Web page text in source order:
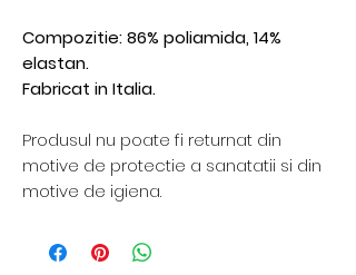
Compozitie: 86% poliamida, 14%
elastan.
Fabricat in Italia.
Produsul nu poate fi returnat din
motive de protectie a sanatatii si din
motive de igiena.